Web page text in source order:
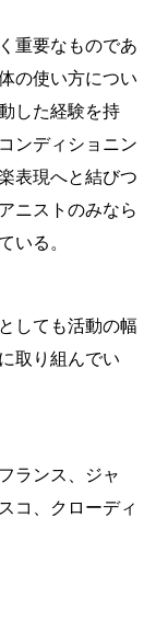
重要なものであ
の使い方につい
した経験を持
ンディショニン
表現へと結びつ
ニストのみなら
る。
しても活動の幅
取り組んでい
ランス、ジャ
コ、クローディ